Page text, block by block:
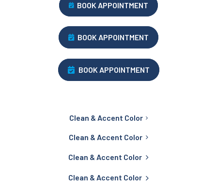
BOOK APPOINTMENT
BOOK APPOINTMENT
BOOK APPOINTMENT
Clean & Accent Color
Clean & Accent Color
Clean & Accent Color
Clean & Accent Color